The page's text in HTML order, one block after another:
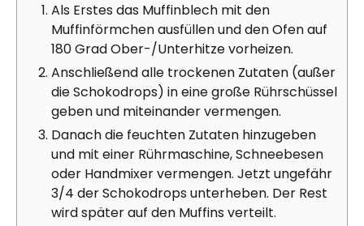
Als Erstes das Muffinblech mit den
Muffinförmchen ausfüllen und den Ofen auf
180 Grad Ober-/Unterhitze vorheizen.
Anschließend alle trockenen Zutaten (außer
die Schokodrops) in eine große Rührschüssel
geben und miteinander vermengen.
Danach die feuchten Zutaten hinzugeben
und mit einer Rührmaschine, Schneebesen
oder Handmixer vermengen. Jetzt ungefähr
3/4 der Schokodrops unterheben. Der Rest
wird später auf den Muffins verteilt.